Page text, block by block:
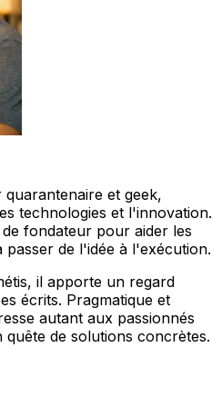
et geek,
technologies et l'innovation.
fondateur pour aider les
de l'idée à l'exécution.
il apporte un regard
écrits. Pragmatique et
autant aux passionnés
de solutions concrètes.